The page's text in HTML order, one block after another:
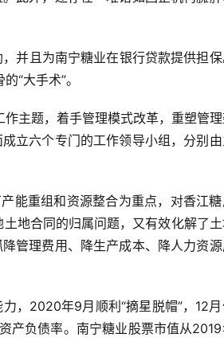
并且为南宁糖业在银行贷款提供担
“大手术”。
作主题，着手管理模式改革，重塑管
立六个专门的工作领导小组，分别
能重组和资源整合为重点，对香江
地合同的归属问题，又有效化解了
管理费用、降生产成本、降人力资
，2020年9月顺利“摘星脱帽”，12
产负债率。南宁糖业股票市值从